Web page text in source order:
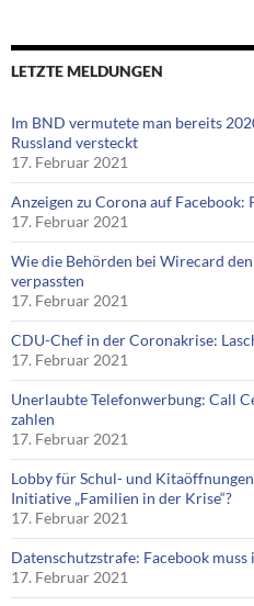
LETZTE MELDUNGEN
Im BND vermutete man bereits
Russland versteckt
17. Februar 2021
Anzeigen zu Corona auf
17. Februar 2021
Wie die Behörden bei Wirecard
verpassten
17. Februar 2021
CDU-Chef in der Coronakrise:
17. Februar 2021
Unerlaubte Telefonwerbung: Call
zahlen
17. Februar 2021
Lobby für Schul- und
Initiative „Familien in der Krise“?
17. Februar 2021
Datenschutzstrafe: Facebook
17. Februar 2021